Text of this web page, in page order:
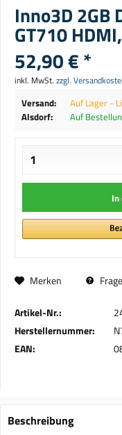
Inno3D 2GB
GT710
52,90 € *
inkl. MwSt. zzgl.
Versand:
Auf Lager -
Alsdorf:
Auf
In
Merken
Artikel-Nr.:
Herstellernummer:
EAN:
Beschreibung